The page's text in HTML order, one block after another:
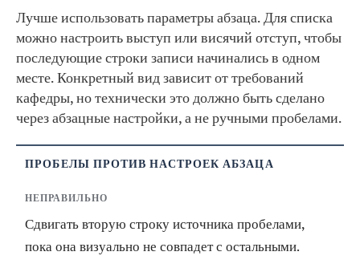
Лучше использовать параметры абзаца. Для списка
можно настроить выступ или висячий отступ, чтобы
последующие строки записи начинались в одном
месте. Конкретный вид зависит от требований
кафедры, но технически это должно быть сделано
через абзацные настройки, а не ручными пробелами.
ПРОБЕЛЫ ПРОТИВ НАСТРОЕК АБЗАЦА
НЕПРАВИЛЬНО
Сдвигать вторую строку источника пробелами,
пока она визуально не совпадет с остальными.